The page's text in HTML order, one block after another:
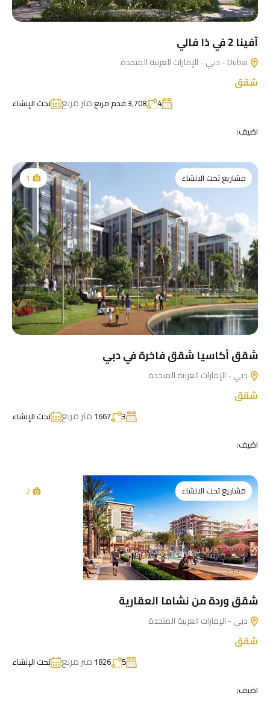
آفينا 2 في ذا فالي
شقق
4 3,708 قدم مربع متر مربع
تحت الإنشاء
اضيف:
مشاريع تحت الانشاء 1
شقق أكاسيا شقق فاخرة في دبي
دبي - الإمارات العربية المتحدة
شقق
3
1667 متر مربع
تحت الإنشاء
اضيف:
مشاريع تحت الانشاء 2
شقق وردة من نشاما العقارية
دبي - الإمارات العربية المتحدة
شقق
5
1826 متر مربع
تحت الإنشاء
اضيف: